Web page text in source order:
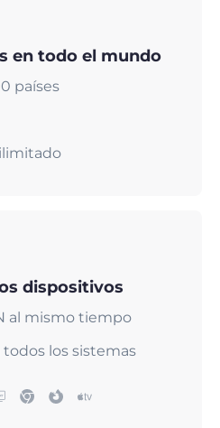
en todo el mundo
países
dispositivos
al mismo tiempo
los sistemas